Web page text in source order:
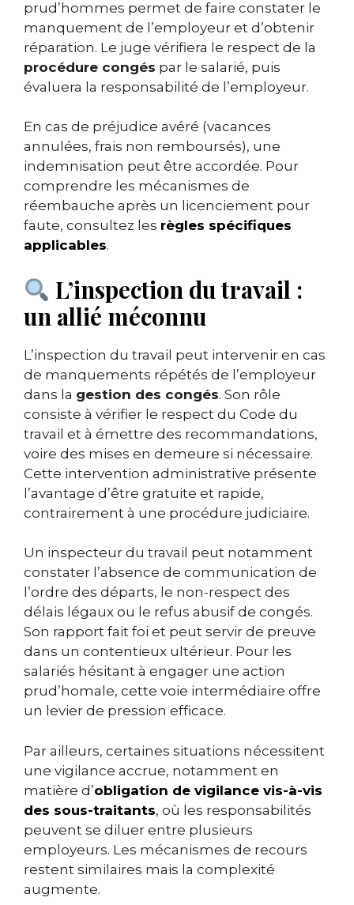
prud’hommes permet de faire constater le
manquement de l’employeur et d’obtenir
réparation. Le juge vérifiera le respect de la
procédure congés par le salarié, puis
évaluera la responsabilité de l’employeur.
En cas de préjudice avéré (vacances
annulées, frais non remboursés), une
indemnisation peut être accordée. Pour
comprendre les mécanismes de
réembauche après un licenciement pour
faute, consultez les règles spécifiques
applicables.
L’inspection du travail :
un allié méconnu
L’inspection du travail peut intervenir en cas
de manquements répétés de l’employeur
dans la gestion des congés. Son rôle
consiste à vérifier le respect du Code du
travail et à émettre des recommandations,
voire des mises en demeure si nécessaire.
Cette intervention administrative présente
l’avantage d’être gratuite et rapide,
contrairement à une procédure judiciaire.
Un inspecteur du travail peut notamment
constater l’absence de communication de
l’ordre des départs, le non-respect des
délais légaux ou le refus abusif de congés.
Son rapport fait foi et peut servir de preuve
dans un contentieux ultérieur. Pour les
salariés hésitant à engager une action
prud’homale, cette voie intermédiaire offre
un levier de pression efficace.
Par ailleurs, certaines situations nécessitent
une vigilance accrue, notamment en
matière d’obligation de vigilance vis-à-vis
des sous-traitants, où les responsabilités
peuvent se diluer entre plusieurs
employeurs. Les mécanismes de recours
restent similaires mais la complexité
augmente.